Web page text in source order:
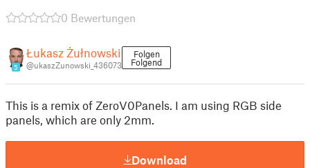
0 Bewertungen
5
Łukasz Żułnowski
@ukaszZunowski_436073
Folgen
Folgend
This is a remix of ZeroV0Panels. I am using RGB side
panels, which are only 2mm.
Download